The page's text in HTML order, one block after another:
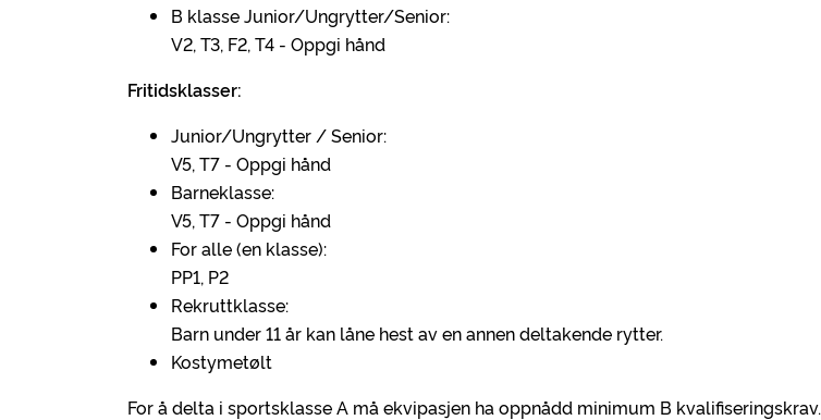
B klasse Junior/Ungrytter/Senior:
V2, T3, F2, T4 - Oppgi hånd
Fritidsklasser:
Junior/Ungrytter / Senior:
V5, T7 - Oppgi hånd
Barneklasse:
V5, T7 - Oppgi hånd
For alle (en klasse):
PP1, P2
Rekruttklasse:
Barn under 11 år kan låne hest av en annen deltakende rytter.
Kostymetølt
For å delta i sportsklasse A må ekvipasjen ha oppnådd minimum B kvalifiseringskrav.